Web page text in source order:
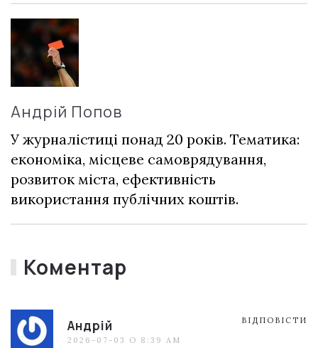
Андрій Попов
У журналістиці понад 20 років. Тематика:
економіка, місцеве самоврядування,
розвиток міста, ефективність
використання публічних коштів.
Коментар
Андрій
2026-07-03 О 8:39 AM
ВІДПОВІСТИ